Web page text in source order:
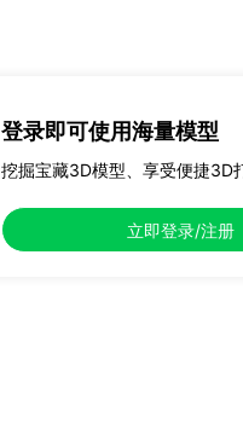
登录即可使用海量模型
挖掘宝藏3D模型、享受便捷3D
立即登录/注册